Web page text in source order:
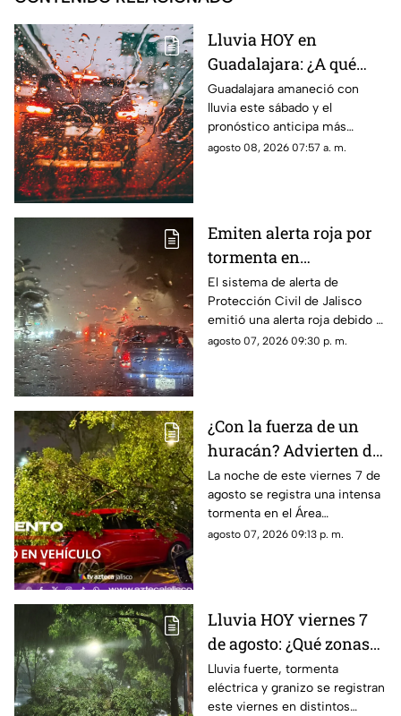
Lluvia HOY en
Guadalajara: ¿A qué
hora regresarán las
tormentas este sábado
8 de agosto?
Guadalajara amaneció con
lluvia este sábado y el
pronóstico anticipa más
precipitaciones por la tarde y
agosto 08, 2026 07:57 a. m.
Emiten alerta roja por
tormenta en
Guadalajara; advierten
de caída de árboles e
inundaciones
El sistema de alerta de
Protección Civil de Jalisco
emitió una alerta roja debido a
la fuerte tormenta que se
agosto 07, 2026 09:30 p. m.
¿Con la fuerza de un
huracán? Advierten de
FUERTES RACHAS DE
VIENTO superiores a
los 60 km/h durante
lluvia en Guadalajara
La noche de este viernes 7 de
agosto se registra una intensa
tormenta en el Área
Metropolitana de Guadalajara,
agosto 07, 2026 09:13 p. m.
Lluvia HOY viernes 7
de agosto: ¿Qué zonas
de Guadalajara están
afectadas?
Lluvia fuerte, tormenta
eléctrica y granizo se registran
este viernes en distintos